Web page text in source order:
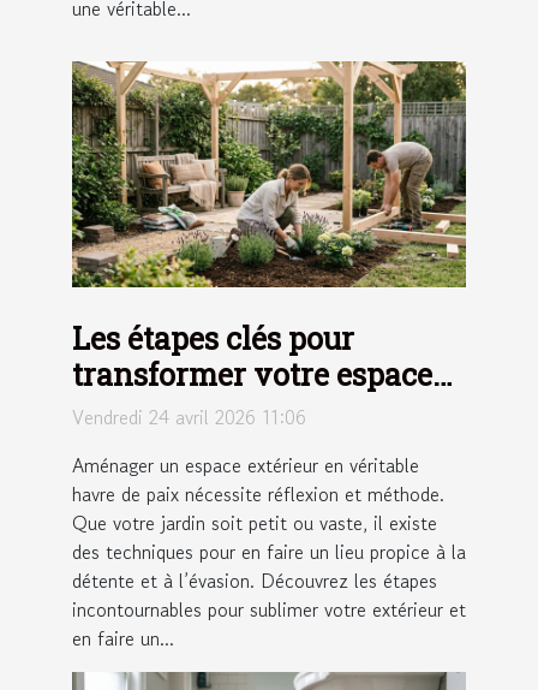
une véritable...
Les étapes clés pour
transformer votre espace
extérieur en un havre de
Vendredi 24 avril 2026 11:06
Aménager un espace extérieur en véritable
havre de paix nécessite réflexion et méthode.
Que votre jardin soit petit ou vaste, il existe
des techniques pour en faire un lieu propice à la
détente et à l’évasion. Découvrez les étapes
incontournables pour sublimer votre extérieur et
en faire un...